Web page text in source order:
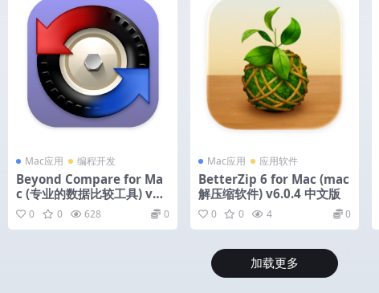
Mac应用 编程开发
Beyond Compare for Ma
c (专业的数据比较工具) v5.
2.5 中文版
0 0 628 0
Mac应用 应用软件
BetterZip 6 for Mac (mac
解压缩软件) v6.0.4 中文版
0 0 4 0
加载更多